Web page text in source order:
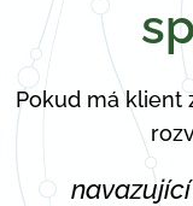
Pokud má klient
✅ navazující